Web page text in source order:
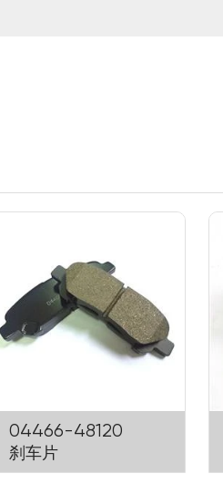
04466-48120
刹车片